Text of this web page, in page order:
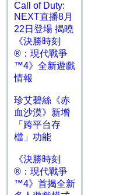
Call of Duty:
NEXT直播8月
22日登場 揭曉
《決勝時刻
®：現代戰爭
™4》全新遊戲
情報
珍艾碧絲《赤
血沙漠》新增
「跨平台存
檔」功能
《決勝時刻
®：現代戰爭
™4》首揭全新